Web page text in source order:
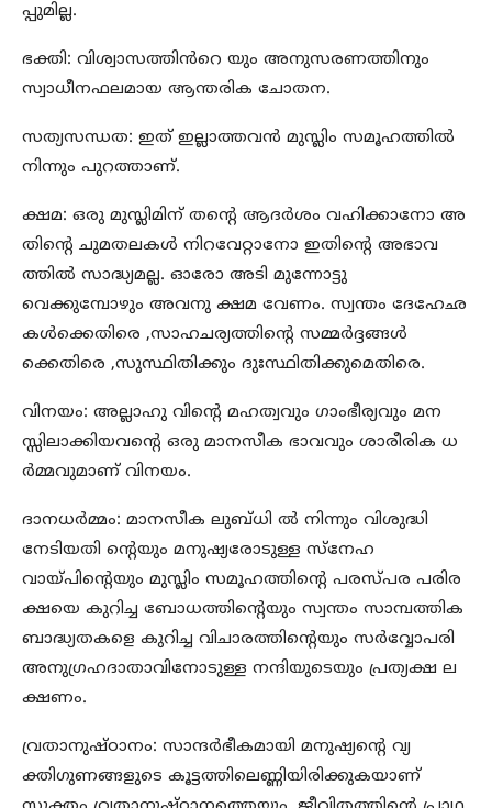
പ്പുമില്ല.
ഭക്തി: വിശ്വാസത്തിൻറെ യും അനുസരണത്തിനും
സ്വാധീനഫലമായ ആന്തരിക ചോതന.
സത്യസന്ധത: ഇത് ഇല്ലാത്തവൻ മുസ്ലിം സമൂഹത്തിൽ
നിന്നും പുറത്താണ്.
ക്ഷമ: ഒരു മുസ്ലിമിന് തന്റെ ആദർശം വഹിക്കാനോ അ
തിന്റെ ചുമതലകൾ നിറവേറ്റാനോ ഇതിന്റെ അഭാവ
ത്തിൽ സാദ്ധ്യമല്ല. ഓരോ അടി മുന്നോട്ടു
വെക്കുമ്പോഴും അവനു ക്ഷമ വേണം. സ്വന്തം ദേഹേഛ
കൾക്കെതിരെ ,സാഹചര്യത്തിന്റെ സമ്മർദ്ദങ്ങൾ
ക്കെതിരെ ,സുസ്ഥിതിക്കും ദുഃസ്ഥിതിക്കുമെതിരെ.
വിനയം: അല്ലാഹു വിന്റെ മഹത്വവും ഗാംഭീര്യവും മന
സ്സിലാക്കിയവന്റെ ഒരു മാനസീക ഭാവവും ശാരീരിക ധ
ർമ്മവുമാണ് വിനയം.
ദാനധർമ്മം: മാനസീക ലുബ്ധി ൽ നിന്നും വിശുദ്ധി
നേടിയതി ന്റെയും മനുഷ്യരോടുള്ള സ്നേഹ
വായ്പിന്റെയും മുസ്ലിം സമൂഹത്തിന്റെ പരസ്പര പരിര
ക്ഷയെ കുറിച്ച ബോധത്തിന്റെയും സ്വന്തം സാമ്പത്തിക
ബാദ്ധ്യതകളെ കുറിച്ച വിചാരത്തിന്റെയും സർവ്വോപരി
അനുഗ്രഹദാതാവിനോടുള്ള നന്ദിയുടെയും പ്രത്യക്ഷ ല
ക്ഷണം.
വ്രതാനുഷ്ഠാനം: സാന്ദർഭീകമായി മനുഷ്യന്റെ വ്യ
ക്തിഗുണങ്ങളുടെ കൂട്ടത്തിലെണ്ണിയിരിക്കുകയാണ്